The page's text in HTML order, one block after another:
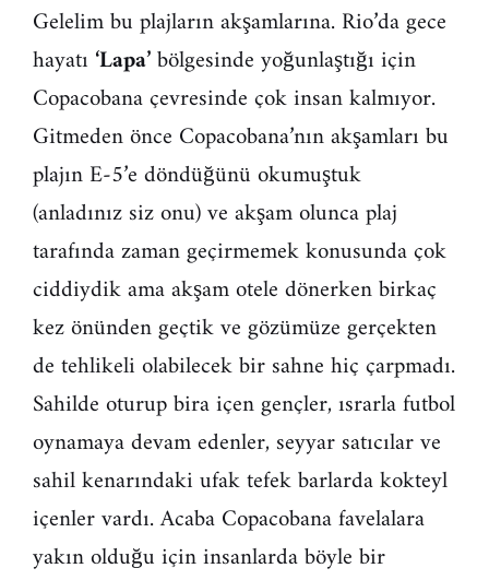
Gelelim bu plajların akşamlarına. Rio’da gece
hayatı ‘Lapa’bölgesinde yoğunlaştığı için
Copacobana çevresinde çok insan kalmıyor.
Gitmeden önce Copacobana’nın akşamları bu
plajın E-5’e döndüğünü okumuştuk
(anladınız siz onu) ve akşam olunca plaj
tarafında zaman geçirmemek konusunda çok
ciddiydik ama akşam otele dönerken birkaç
kez önünden geçtik ve gözümüze gerçekten
de tehlikeli olabilecek bir sahne hiç çarpmadı.
Sahilde oturup bira içen gençler, ısrarla futbol
oynamaya devam edenler, seyyar satıcılar ve
sahil kenarındaki ufak tefek barlarda kokteyl
içenler vardı. Acaba Copacobana favelalara
yakın olduğu için insanlarda böyle bir